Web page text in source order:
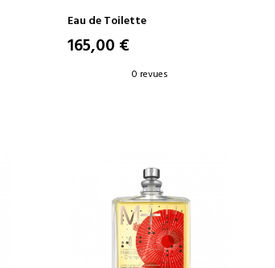
Eau de Toilette
165,00 €
0 revues